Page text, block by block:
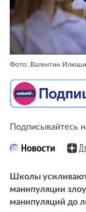
Фото: Валентин
Подписывайтесь
Школы
манипуляции
манипуляций до